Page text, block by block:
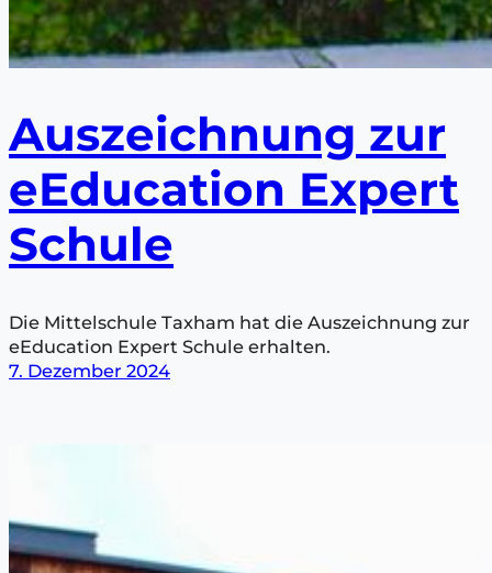
Auszeichnung zur
eEducation Expert
Schule
Die Mittelschule Taxham hat die Auszeichnung zur
eEducation Expert Schule erhalten.
7. Dezember 2024